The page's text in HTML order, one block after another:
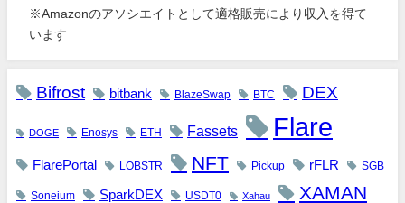
※Amazonのアソシエイトとして適格販売により収入を得て
います
Bifrost bitbank BlazeSwap BTC DEX
DOGE Enosys ETH Fassets Flare
FlarePortal LOBSTR NFT Pickup rFLR SGB
Soneium SparkDEX USDT0 Xahau XAMAN